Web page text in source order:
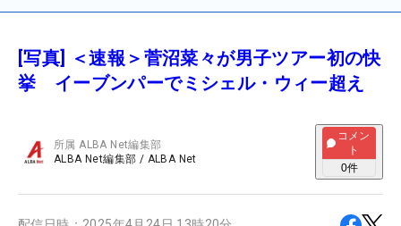
[写真] ＜速報＞菅沼菜々が男子ツアー初の快
挙 イーブンパーでミシェル・ウィー超え
所属ALBA Net編集部
ALBA Net編集部 / ALBA Net
コメン
ト
0件